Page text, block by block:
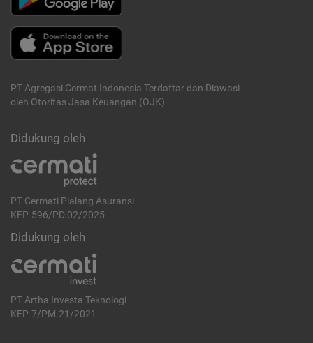
PT Agregasi Cermat Indonesia Terdaftar dan Diawasi
oleh Otoritas Jasa Keuangan (OJK)
Didukung oleh
PT Cermati Pialang Asuransi
KEP-596/PD.02/2025
Didukung oleh
PT Artha Investa Teknologi
KEP-7/PM.21/2021